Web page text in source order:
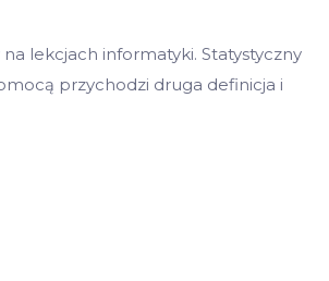
lekcjach informatyki. Statystyczny
przychodzi druga definicja i